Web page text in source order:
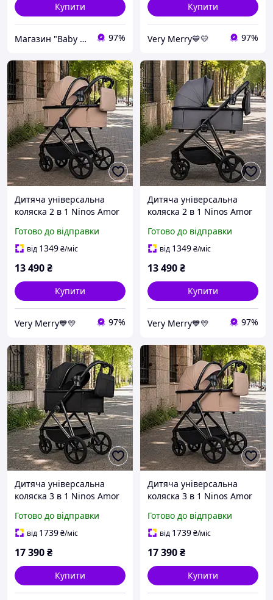
Купити
Магазин "Baby Comfort" 97%
Купити
Very Merry💙💛 97%
Дитяча універсальна
коляска 2 в 1 Ninos Amor
(бежевий колір)
Готово до відправки
від 1349₴/міс
13 490₴
Купити
Very Merry💙💛 97%
Дитяча універсальна
коляска 2 в 1 Ninos Amor
(сірий колір)
Готово до відправки
від 1349₴/міс
13 490₴
Купити
Very Merry💙💛 97%
Дитяча універсальна
коляска 3 в 1 Ninos Amor
(чорний колір)
Готово до відправки
від 1739₴/міс
17 390₴
Купити
Дитяча універсальна
коляска 3 в 1 Ninos Amor
(бежевий колір)
Готово до відправки
від 1739₴/міс
17 390₴
Купити